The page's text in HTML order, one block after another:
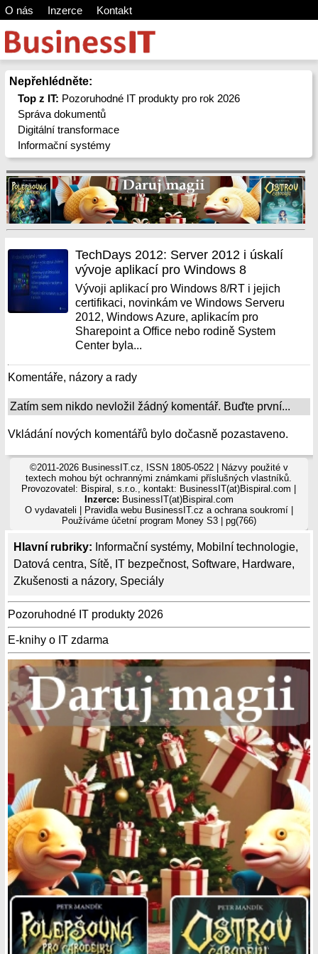
O nás Inzerce Kontakt
Nepřehlédněte:
Top z IT: Pozoruhodné IT produkty pro rok 2026
Správa dokumentů
Digitální transformace
Informační systémy
Hlavní rubriky: Informační systémy, Mobilní technologie,
Datová centra, Sítě, IT bezpečnost, Software, Hardware,
Zkušenosti a názory, Speciály
Pozoruhodné IT produkty 2026
E-knihy o IT zdarma
TechDays 2012: Server 2012 i úskalí
vývoje aplikací pro Windows 8
Vývoji aplikací pro Windows 8/RT i jejich
certifikaci, novinkám ve Windows Serveru
2012, Windows Azure, aplikacím pro
Sharepoint a Office nebo rodině System
Center byla...
Komentáře, názory a rady
Zatím sem nikdo nevložil žádný komentář. Buďte první...
Vkládání nových komentářů bylo dočasně pozastaveno.
©2011-2026 BusinessIT.cz, ISSN 1805-0522 | Názvy použité v
textech mohou být ochrannými známkami příslušných vlastníků.
Provozovatel: Bispiral, s.r.o., kontakt: BusinessIT(at)Bispiral.com |
Inzerce: BusinessIT(at)Bispiral.com
O vydavateli
Pravidla webu BusinessIT.cz a ochrana soukromí|
Používáme účetní program Money S3| pg(766)